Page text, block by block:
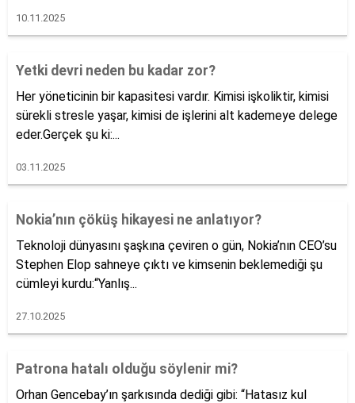
10.11.2025
Yetki devri neden bu kadar zor?
Her yöneticinin bir kapasitesi vardır. Kimisi işkoliktir, kimisi
sürekli stresle yaşar, kimisi de işlerini alt kademeye delege
eder.Gerçek şu ki:...
03.11.2025
Nokia’nın çöküş hikayesi ne anlatıyor?
Teknoloji dünyasını şaşkına çeviren o gün, Nokia’nın CEO’su
Stephen Elop sahneye çıktı ve kimsenin beklemediği şu
cümleyi kurdu:“Yanlış...
27.10.2025
Patrona hatalı olduğu söylenir mi?
Orhan Gencebay’ın şarkısında dediği gibi: “Hatasız kul